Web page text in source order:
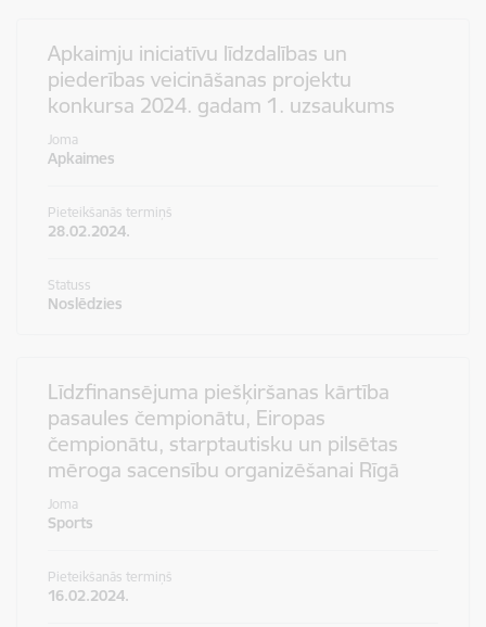
Apkaimju iniciatīvu līdzdalības un
piederības veicināšanas projektu
konkursa 2024. gadam 1. uzsaukums
Joma
Apkaimes
Pieteikšanās termiņš
28.02.2024.
Statuss
Noslēdzies
Līdzfinansējuma piešķiršanas kārtība
pasaules čempionātu, Eiropas
čempionātu, starptautisku un pilsētas
mēroga sacensību organizēšanai Rīgā
Joma
Sports
Pieteikšanās termiņš
16.02.2024.